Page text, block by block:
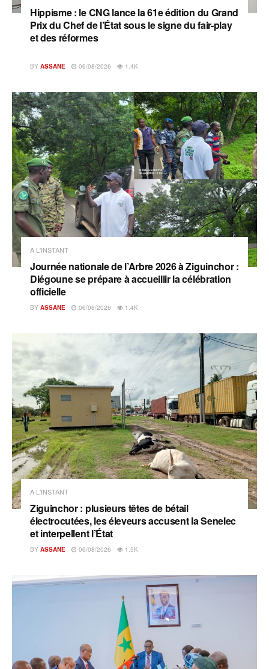
Hippisme : le CNG lance la 61e édition du Grand
Prix du Chef de l’État sous le signe du fair-play
et des réformes
BY ASSANE 06/08/2026 1.4K
A L'INSTANT
Journée nationale de l’Arbre 2026 à Ziguinchor :
Diégoune se prépare à accueillir la célébration
officielle
BY ASSANE 06/08/2026 1.4K
A L'INSTANT
Ziguinchor : plusieurs têtes de bétail
électrocutées, les éleveurs accusent la Senelec
et interpellent l’État
BY ASSANE 06/08/2026 1.5K